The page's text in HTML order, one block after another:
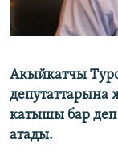
Акыйкатчы
депутаттарына
катышы бар деп
атады.